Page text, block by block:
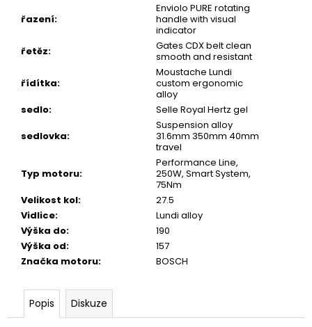
řazení:
Enviolo PURE rotating
handle with visual
indicator
řetěz:
Gates CDX belt clean
smooth and resistant
řídítka:
Moustache Lundi
custom ergonomic
alloy
sedlo:
Selle Royal Hertz gel
sedlovka:
Suspension alloy
31.6mm 350mm 40mm
travel
Typ motoru:
Performance Line,
250W, Smart System,
75Nm
Velikost kol:
27.5
Vidlice:
Lundi alloy
Výška do:
190
Výška od:
157
Značka motoru: BOSCH
Popis Diskuze